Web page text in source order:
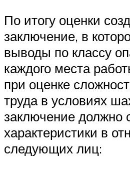
По итогу оценки
заключение, в
выводы по классу
каждого места
при оценке
труда в условиях
заключение должно
характеристики в
следующих лиц: